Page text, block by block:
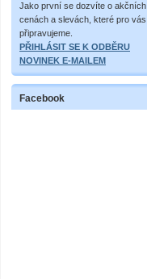
Jako první se dozvíte o akčních
cenách a slevách, které pro vás
připravujeme.
PŘIHLÁSIT SE K ODBĚRU
NOVINEK E-MAILEM
Facebook